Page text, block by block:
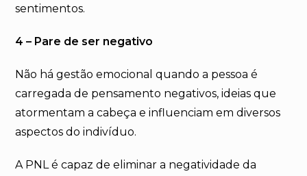
sentimentos.
4 – Pare de ser negativo
Não há gestão emocional quando a pessoa é
carregada de pensamento negativos, ideias que
atormentam a cabeça e influenciam em diversos
aspectos do indivíduo.
A PNL é capaz de eliminar a negatividade da